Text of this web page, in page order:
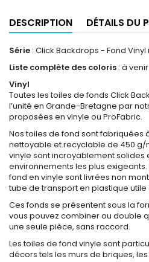
DESCRIPTION DÉTAILS DU
Série : Click Backdrops - Fond Vinyl
Liste complète des coloris : à venir
Vinyl
Toutes les toiles de fonds Click
l’unité en Grande-Bretagne par
proposées en vinyle ou ProFabric.
Nos toiles de fond sont fabriquées
nettoyable et recyclable de 450 g/
vinyle sont incroyablement solides
environnements les plus
fond en vinyle sont livrées non
tube de transport en plastique
Ces fonds se présentent sous la
vous pouvez combiner ou double
une seule pièce, sans raccord.
Les toiles de fond vinyle sont
décors tels les murs de briques,